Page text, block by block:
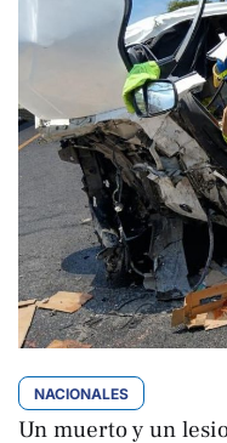
NACIONALES
Un muerto y un